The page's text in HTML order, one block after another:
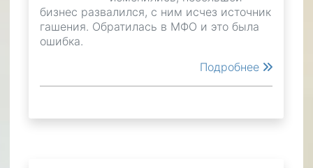
бизнес развалился, с ним исчез источник
гашения. Обратилась в МФО и это была
ошибка.
Подробнее